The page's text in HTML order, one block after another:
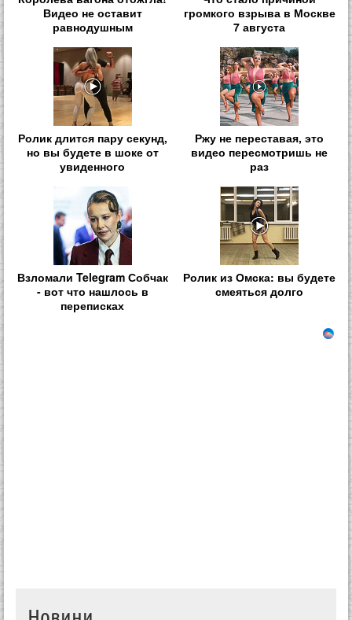
Видео не оставит
равнодушным
громкого взрыва в Москве
7 августа
Ролик длится пару секунд,
но вы будете в шоке от
увиденного
Ржу не переставая, это
видео пересмотришь не
раз
Взломали Telegram Собчак
- вот что нашлось в
переписках
Ролик из Омска: вы будете
смеяться долго